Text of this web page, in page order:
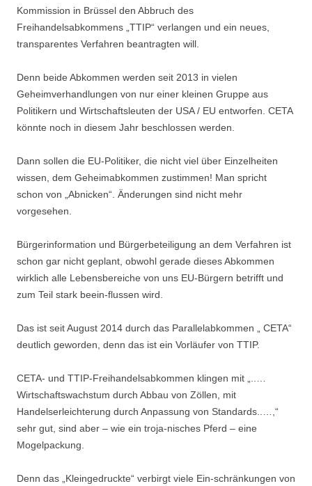
Kommission in Brüssel den Abbruch des
Freihandelsabkommens „TTIP“ verlangen und ein neues,
transparentes Verfahren beantragten will.
Denn beide Abkommen werden seit 2013 in vielen
Geheimverhandlungen von nur einer kleinen Gruppe aus
Politikern und Wirtschaftsleuten der USA / EU entworfen. CETA
könnte noch in diesem Jahr beschlossen werden.
Dann sollen die EU-Politiker, die nicht viel über Einzelheiten
wissen, dem Geheimabkommen zustimmen! Man spricht
schon von „Abnicken“. Änderungen sind nicht mehr
vorgesehen.
Bürgerinformation und Bürgerbeteiligung an dem Verfahren ist
schon gar nicht geplant, obwohl gerade dieses Abkommen
wirklich alle Lebensbereiche von uns EU-Bürgern betrifft und
zum Teil stark beein-flussen wird.
Das ist seit August 2014 durch das Parallelabkommen „ CETA“
deutlich geworden, denn das ist ein Vorläufer von TTIP.
CETA- und TTIP-Freihandelsabkommen klingen mit „..…
Wirtschaftswachstum durch Abbau von Zöllen, mit
Handelserleichterung durch Anpassung von Standards..…,“
sehr gut, sind aber – wie ein troja-nisches Pferd – eine
Mogelpackung.
Denn das „Kleingedruckte“ verbirgt viele Ein-schränkungen von